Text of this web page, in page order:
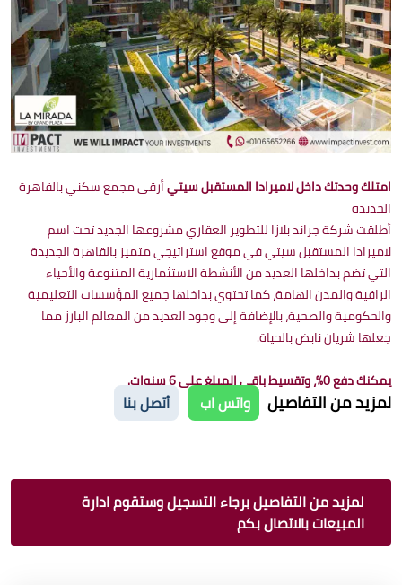
امتلك وحدتك داخل لاميرادا المستقبل سيتيأرقى مجمع سكني بالقاهرة
الجديدة
أطلقت شركة جراند بلازا للتطوير العقاري مشروعها الجديد تحت اسم
لاميرادا المستقبل سيتي في موقع استراتيجي متميز بالقاهرة الجديدة
التي تضم بداخلها العديد من الأنشطة الاستثمارية المتنوعة والأحياء
الراقية والمدن الهامة، كما تحتوي بداخلها جميع المؤسسات التعليمية
والحكومية والصحية، بالإضافة إلى وجود العديد من المعالم البارز مما
جعلها شريان نابض بالحياة.
يمكنك دفع 0%، وتقسيط باقي المبلغ على 6 سنوات.
لمزيد من التفاصيل واتس اب أتصل بنا
لمزيد من التفاصيل برجاء التسجيل وستقوم ادارة
المبيعات بالاتصال بكم